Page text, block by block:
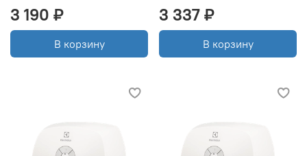
3 190 ₽
В корзину
3 337 ₽
В корзину